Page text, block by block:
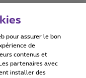
statement
pour assurer le bon
de
contenus et
partenaires avec
installer des